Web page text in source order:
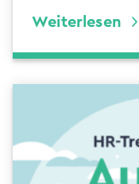
Weiterlesen